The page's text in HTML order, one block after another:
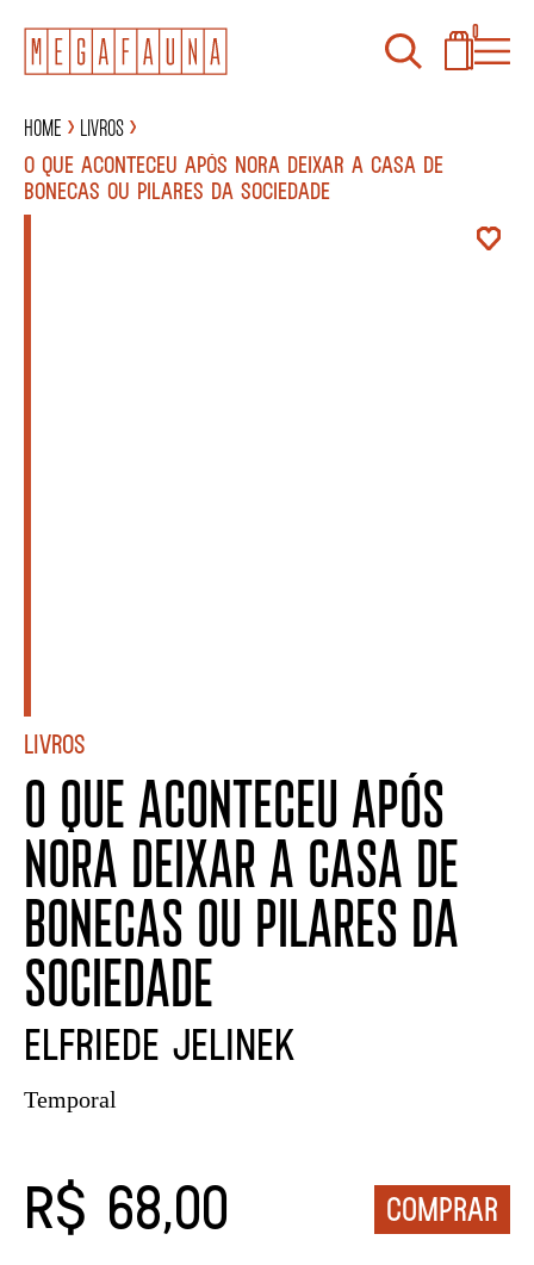
0
Home
Livros
O QUE ACONTECEU APÓS NORA DEIXAR A CASA DE
BONECAS OU PILARES DA SOCIEDADE
Livros
O QUE ACONTECEU APÓS
NORA DEIXAR A CASA DE
BONECAS OU PILARES DA
SOCIEDADE
ELFRIEDE JELINEK
Temporal
R$ 68,00